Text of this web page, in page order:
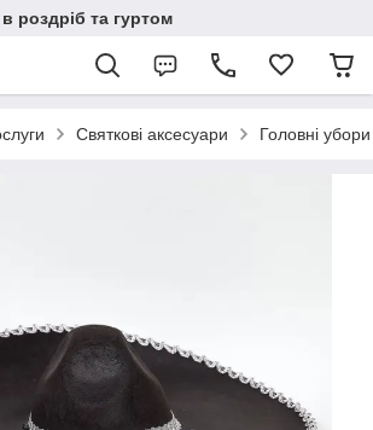
роздріб та гуртом
Святкові аксесуари Головні убори